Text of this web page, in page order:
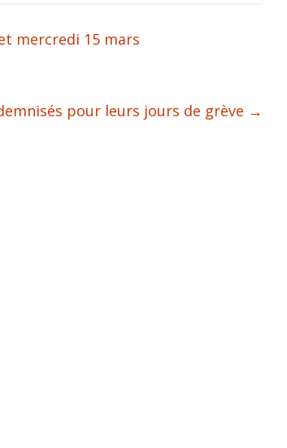
mercredi 15 mars
pour leurs jours de grève →